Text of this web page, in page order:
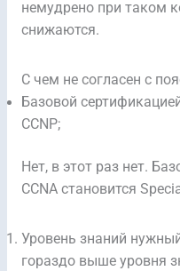
немудрено при таком
снижаются.
С чем не согласен с
Базовой
CCNP;
Нет, в этот раз нет.
CCNA становится
Уровень знаний
гораздо выше уровня